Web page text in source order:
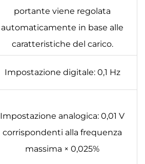
portante viene regolata
automaticamente in base alle
caratteristiche del carico.
Impostazione digitale: 0,1 Hz
Impostazione analogica: 0,01 V
corrispondenti alla frequenza
massima × 0,025%